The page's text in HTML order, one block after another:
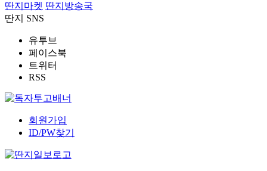
딴지마켓 딴지방송국
딴지 SNS
유투브
페이스북
트위터
RSS
회원가입
ID/PW찾기